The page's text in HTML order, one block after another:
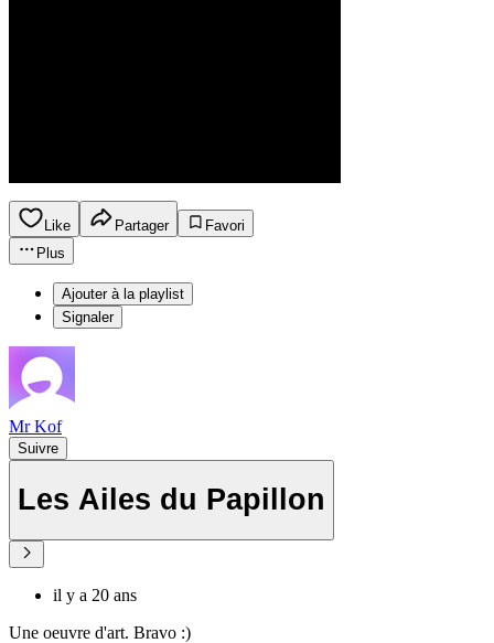
Like Partager
Favori
Plus
Ajouter à la playlist
Signaler
Mr Kof
Suivre
Les Ailes du Papillon
il y a 20 ans
Une oeuvre d'art. Bravo :)